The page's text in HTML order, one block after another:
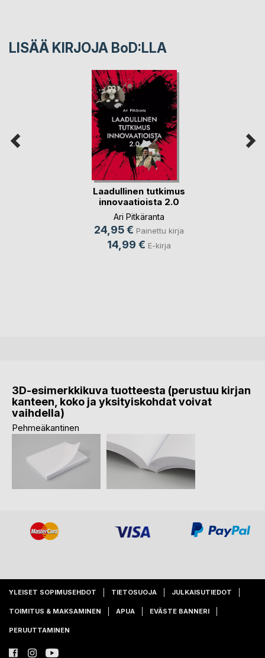
LISÄÄ KIRJOJA BoD:LLA
Laadullinen tutkimus
innovaatioista 2.0
Ari Pitkäranta
24,95 € Painettu kirja
14,99 € E-kirja
3D-esimerkkikuva tuotteesta (perustuu kirjan
kanteen, koko ja yksityiskohdat voivat
vaihdella)
Pehmeäkantinen
YLEISET SOPIMUSEHDOT TIETOSUOJA JULKAISUTIEDOT
TOIMITUS & MAKSAMINEN APUA EVÄSTE BANNERI
PERUUTTAMINEN